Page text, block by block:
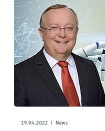
19.04.2022 | News